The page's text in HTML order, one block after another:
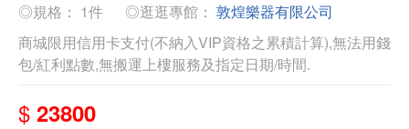
◎規格： 1件 ◎逛逛專館： 敦煌樂器有限公司
商城限用信用卡支付(不納入VIP資格之累積計算),無法用錢
包/紅利點數,無搬運上樓服務及指定日期/時間.
$ 23800